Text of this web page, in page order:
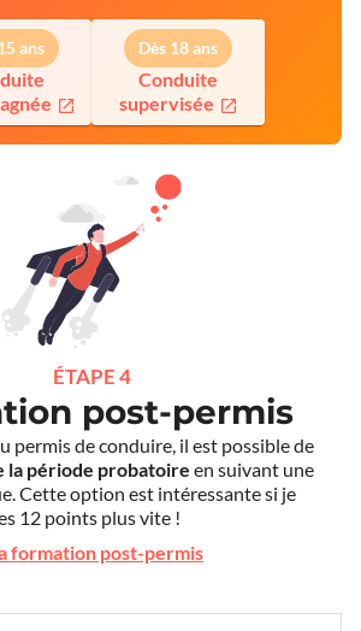
ans Dès 18 ans
Conduite
supervisée
ÉTAPE 4
post-permis
permis de conduire, il est possible de
la période probatoire en suivant une
Cette option est intéressante si je
12 points plus vite !
formation post-permis